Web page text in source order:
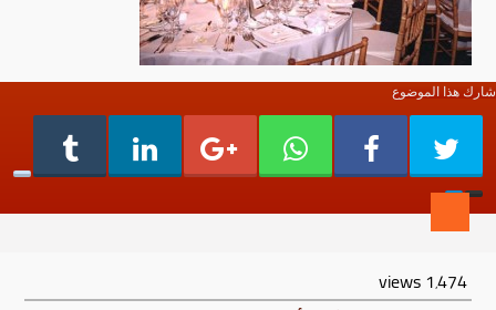
شارك هذا الموضوع
1٬474 views